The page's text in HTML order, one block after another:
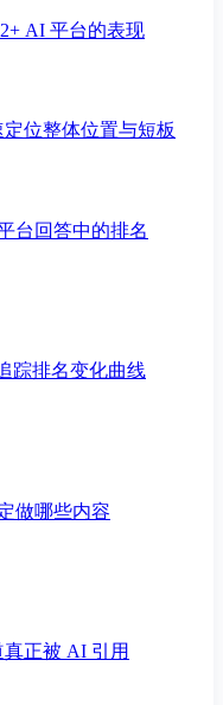
AI 平台的表现
位整体位置与短板
台回答中的排名
踪排名变化曲线
做哪些内容
正被 AI 引用